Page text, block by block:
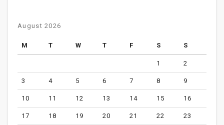
August 2026
M T W T F S S
1 2
3 4 5 6 7 8 9
10 11 12 13 14 15 16
17 18 19 20 21 22 23